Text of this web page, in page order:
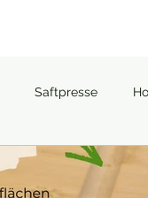
Saftpresse